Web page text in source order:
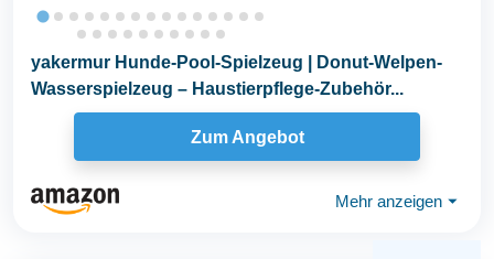
yakermur Hunde-Pool-Spielzeug | Donut-Welpen-
Wasserspielzeug – Haustierpflege-Zubehör...
Zum Angebot
Mehr anzeigen ⏷